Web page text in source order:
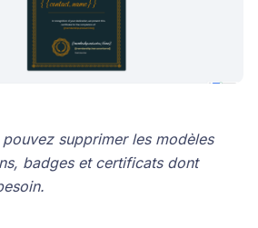
pouvez supprimer les modèles
badges et certificats dont